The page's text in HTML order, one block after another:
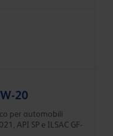
20
per automobili
API SP e ILSAC GF-